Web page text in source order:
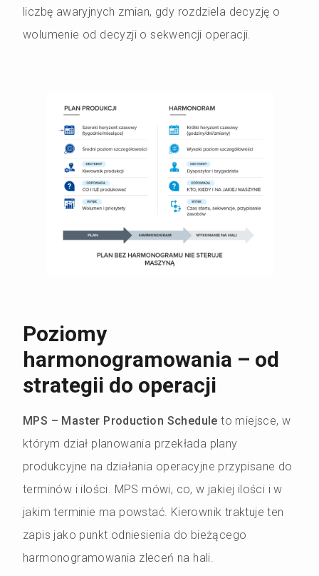
liczbę awaryjnych zmian, gdy rozdziela decyzję o
wolumenie od decyzji o sekwencji operacji.
Poziomy
harmonogramowania – od
strategii do operacji
MPS – Master Production Schedule to miejsce, w
którym dział planowania przekłada plany
produkcyjne na działania operacyjne przypisane do
terminów i ilości. MPS mówi, co, w jakiej ilości i w
jakim terminie ma powstać. Kierownik traktuje ten
zapis jako punkt odniesienia do bieżącego
harmonogramowania zleceń na hali.